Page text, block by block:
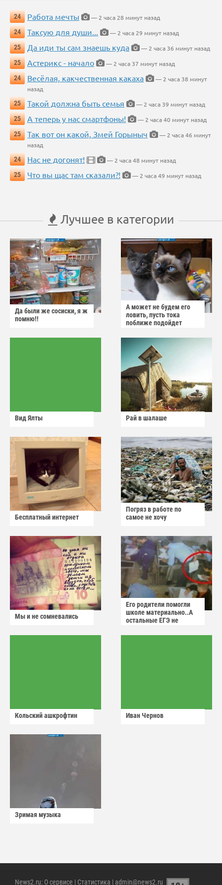
24 Работа мечты
— 2 часа 28 минут назад
24
Таксую для души...
— 2 часа 29 минут назад
25
Да иди ты сам знаешь куда
— 2 часа 36 минут назад
25
Астерикс - начало
— 2 часа 37 минут назад
24
Весёлая, какчественная какаха
— 2 часа 38 минут
назад
25
Такой должна быть семья
— 2 часа 39 минут назад
25
А теперь у нас смартфоны!
— 2 часа 40 минут назад
25
Так вот он какой, Змей Горыныч
— 2 часа 46 минут
назад
24
Нас не догонят!
— 2 часа 48 минут назад
25
Что вы щас там сказали?! — 2 часа 49 минут назад
Лучшее в категории
Да были же сосиски, я ж
помню!!
А может не будем его
ловить, пусть тока
поближе подойдет
Вид Ялты Рай в шалаше
Бесплатный интернет
Погряз в работе по
самое не хочу
Мы и не сомневались
Его родители помогли
школе материально..А
остальные ЕГЭ не
Кольский ашкрофтин Иван Чернов
Зримая музыка
News2.ru: О сервисе | Статистика | admin@news2.ru